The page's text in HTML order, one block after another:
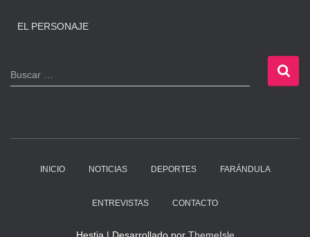
EL PERSONAJE
B
u
Buscar …
INICIO NOTICIAS DEPORTES FARÁNDULA
ENTREVISTAS CONTACTO